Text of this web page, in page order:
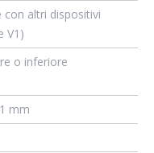
con altri dispositivi
V1)
o inferiore
mm